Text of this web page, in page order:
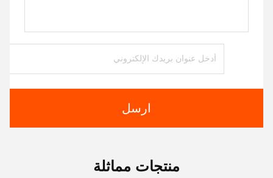
ارسل
منتجات مماثلة